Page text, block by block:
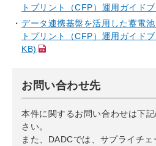
トプリント（CFP）運用ガイド
データ連携基盤を活用した蓄電
トプリント（CFP）運用ガイド
KB)
お問い合わせ先
本件に関するお問い合わせは下
さい。
また、DADCでは、サプライチ